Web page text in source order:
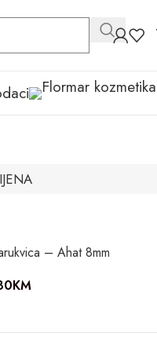
– Ahat 8mm
KM